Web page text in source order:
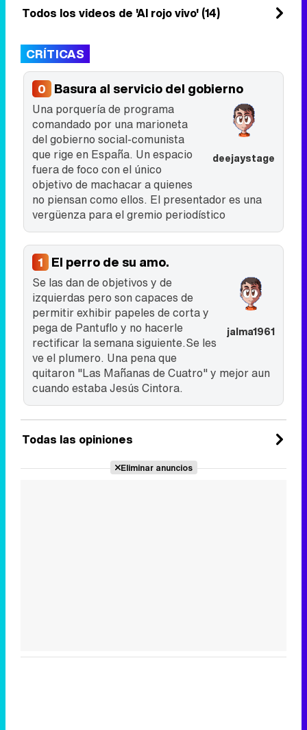
Todos los videos de 'Al rojo vivo' (14)
CRÍTICAS
0 Basura al servicio del gobierno
deejaystage
Una porquería de programa
comandado por una marioneta
del gobierno social-comunista
que rige en España. Un espacio
fuera de foco con el único
objetivo de machacar a quienes
no piensan como ellos. El presentador es una
vergüenza para el gremio periodístico
1 El perro de su amo.
jalma1961
Se las dan de objetivos y de
izquierdas pero son capaces de
permitir exhibir papeles de corta y
pega de Pantuflo y no hacerle
rectificar la semana siguiente.Se les
ve el plumero. Una pena que
quitaron "Las Mañanas de Cuatro" y mejor aun
cuando estaba Jesús Cintora.
Todas las opiniones
Eliminar anuncios